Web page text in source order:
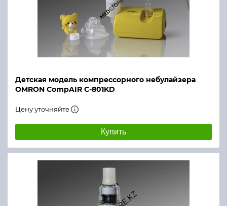
Детская модель компрессорного небулайзера
OMRON CompAIR C-801KD
Цену уточняйте
Купить